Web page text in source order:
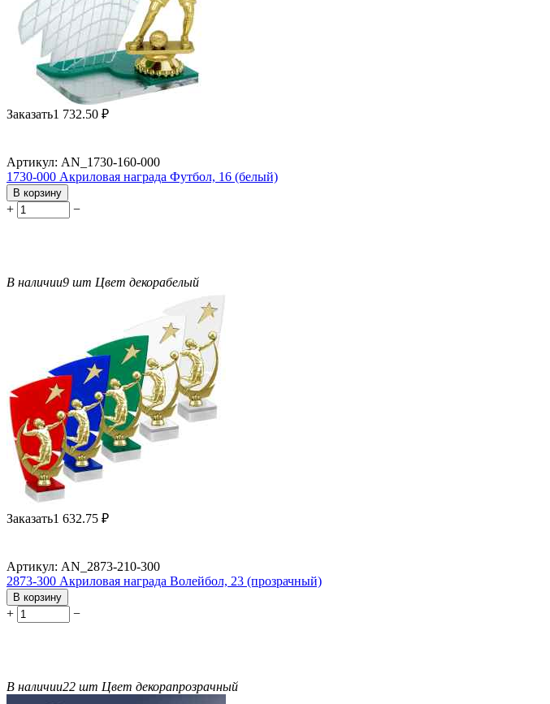
Заказать1 732.50 ₽
Артикул: AN_1730-160-000
1730-000 Акриловая награда Футбол, 16 (белый)
В корзину
+ −
В наличии9 шт Цвет декорабелый
Заказать1 632.75 ₽
Артикул: AN_2873-210-300
2873-300 Акриловая награда Волейбол, 23 (прозрачный)
В корзину
+ −
В наличии22 шт Цвет декорапрозрачный